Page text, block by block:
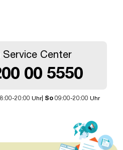
Service Center
00 5550
20:00 Uhr| So 09:00-20:00 Uhr